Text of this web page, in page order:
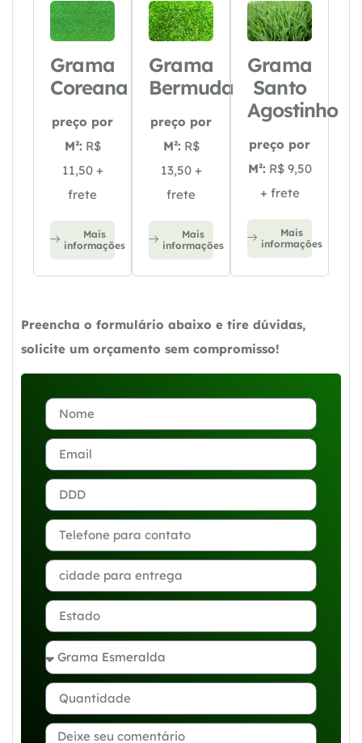
Grama
Coreana
preço por
M²: R$
11,50 +
frete
Mais
informações
Grama
Bermuda
preço por
M²: R$
13,50 +
frete
Mais
informações
Grama
Santo
Agostinho
preço por
M²: R$ 9,50
+ frete
Mais
informações
Preencha o formulário abaixo e tire dúvidas,
solicite um orçamento sem compromisso!